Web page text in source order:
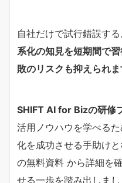
自社だけで試行錯誤する
系化の知見を短期間で
敗のリスクも抑えられ
SHIFT AI for Bizの研修
活用ノウハウを学べる
化を成功させる手助け
の無料資料 から詳細を
せる一歩を踏み出しまし